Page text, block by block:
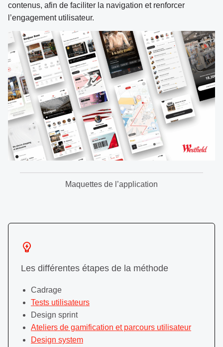
contenus, afin de faciliter la navigation et renforcer
l’engagement utilisateur.
Maquettes de l’application
Les différentes étapes de la méthode
Cadrage
Tests utilisateurs
Design sprint
Ateliers de gamification et parcours utilisateur
Design system